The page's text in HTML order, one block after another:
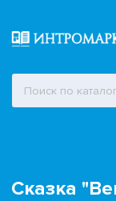
Сказка